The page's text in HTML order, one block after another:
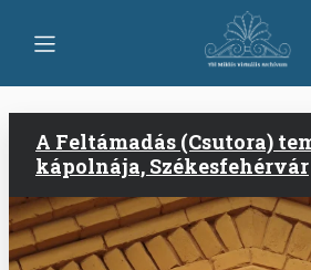
main
A Feltámadás (Csutora)
kápolnája, Székesfehérvár